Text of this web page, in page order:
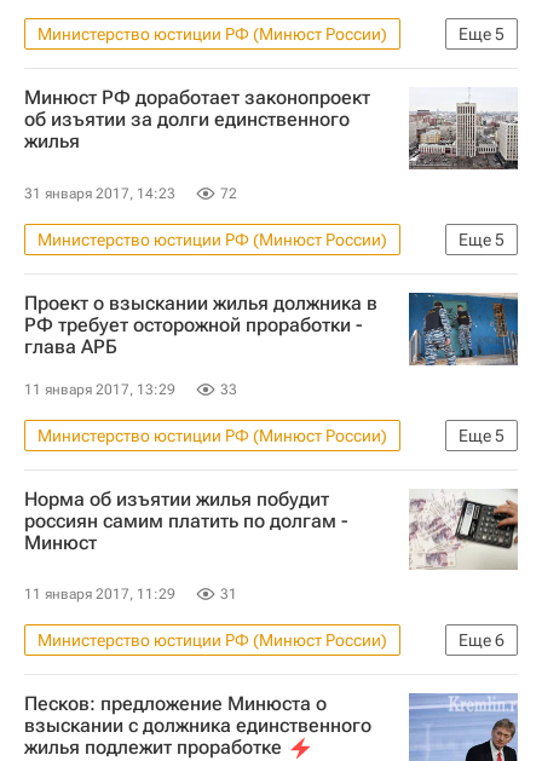
Еще5
Министерство юстиции РФ (Минюст России)
Новости - Недвижимость
Жилье
Законодательство
Россия
Минюст РФ доработает законопроект
об изъятии за долги единственного
жилья
31 января 2017, 14:23 72
Еще5
Министерство юстиции РФ (Минюст России)
Новости - Недвижимость
Жилье
Законодательство
Россия
Проект о взыскании жилья должника в
РФ требует осторожной проработки -
глава АРБ
11 января 2017, 13:29 33
Еще5
Министерство юстиции РФ (Минюст России)
Новости - Недвижимость
Жилье
Законодательство
Россия
Норма об изъятии жилья побудит
россиян самим платить по долгам -
Минюст
11 января 2017, 11:29 31
Еще6
Министерство юстиции РФ (Минюст России)
Новости - Недвижимость
Долги
Законодательство
Песков: предложение Минюста о
взыскании с должника единственного
жилья подлежит проработке